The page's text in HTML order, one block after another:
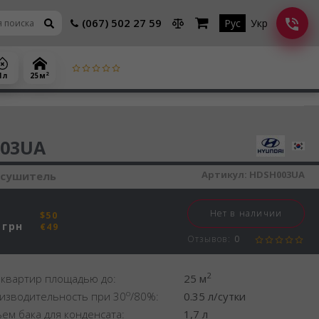
(067) 502 27 59 Рус Укр
л 25 м 2
воздуха
грн
$50
€49
Нет в наличии
Отзывов: 0
Артикул: HDSH003UA
площадью до: 25 м2
при 30o/80%:
0.35 л/сутки
бака для конденсата:
1,7 л